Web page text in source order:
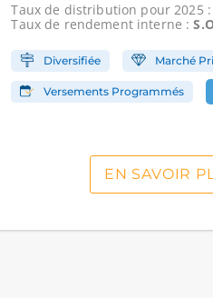
Taux de distribution pour 2025
Taux de rendement interne :
Diversifiée Marché
Versements Programmés
EN SAVOIR